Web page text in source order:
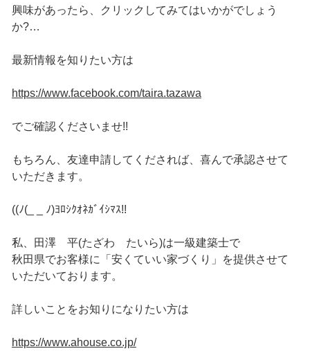
興味があったら、クリックしてみてはいかがでしょう
か?…
最新情報を知りたい方は
https://www.facebook.com/taira.tazawa
でご確認くださいませ!!
もちろん、友達申請してくだされば、喜んで承認させて
いただきます。
((ﾉ(_ _ ﾉ)ﾖﾛｼｸｵﾈｶﾞｲｼﾏｽ!!
私、田澤 平(たざわ たいら)は一級建築士で
秋田県でお客様に「安くていい家づくり」を提供させて
いただいております。
詳しいことをお知りになりたい方は
https://www.ahouse.co.jp/